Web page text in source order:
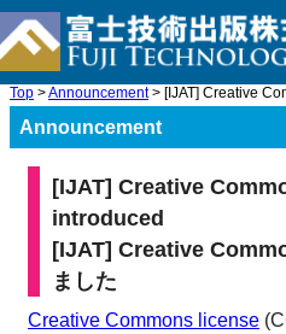
Top >Announcement> [IJAT] Creative
Announcement
[IJAT] Creative
introduced
[IJAT] Creative
ました
Creative Commons license